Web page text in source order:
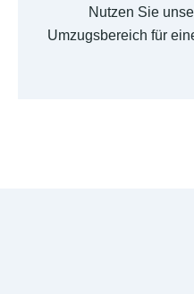
Nutzen Sie
Umzugsbereich für